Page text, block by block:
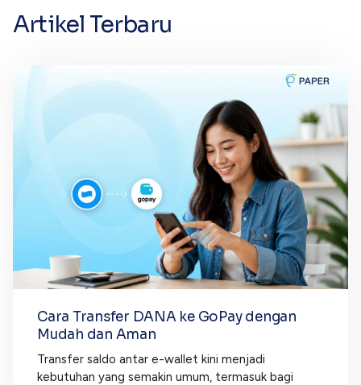
Artikel Terbaru
Cara Transfer DANA ke GoPay dengan
Mudah dan Aman
Transfer saldo antar e-wallet kini menjadi
kebutuhan yang semakin umum, termasuk bagi